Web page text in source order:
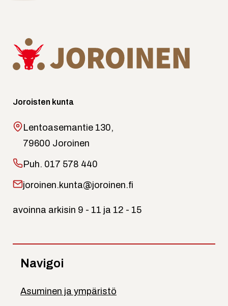
Joroisten kunta
Lentoasemantie 130,
79600 Joroinen
Puh. 017 578 440
joroinen.kunta@joroinen.fi
avoinna arkisin 9 - 11 ja 12 - 15
Navigoi
Asuminen ja ympäristö